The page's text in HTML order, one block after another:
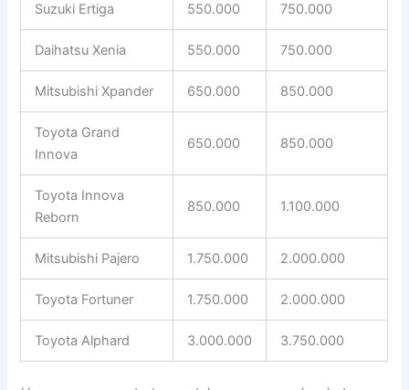
Suzuki Ertiga 550.000 750.000
Daihatsu Xenia 550.000 750.000
Mitsubishi Xpander 650.000 850.000
Toyota Grand
Innova
650.000 850.000
Toyota Innova
Reborn
850.000 1.100.000
Mitsubishi Pajero 1.750.000 2.000.000
Toyota Fortuner 1.750.000 2.000.000
Toyota Alphard 3.000.000 3.750.000